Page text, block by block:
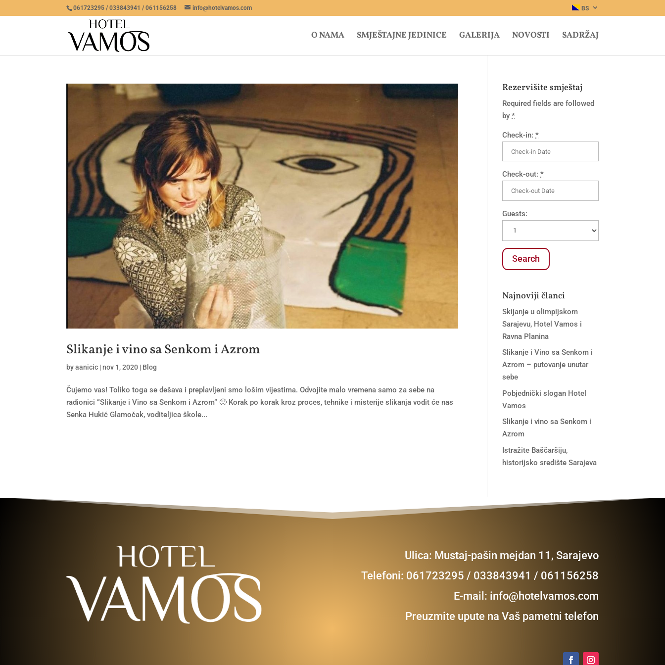
061723295 / 033843941 / 061156258 info@hotelvamos.com BS
O NAMA SMJEŠTAJNE JEDINICE GALERIJA NOVOSTI SADRŽAJ
Slikanje i vino sa Senkom i Azrom
byaanicic |nov 1, 2020 | Blog
Čujemo vas! Toliko toga se dešava i preplavljeni smo lošim vijestima. Odvojite malo vremena samo za sebe na
radionici “Slikanje i Vino sa Senkom i Azrom” 🙂 Korak po korak kroz proces, tehnike i misterije slikanja vodit će nas
Senka Hukić Glamočak, voditeljica škole...
Rezervišite smještaj
Required fields are followed
by*
Check-in:*
Check-out:*
Guests:
Najnoviji članci
Skijanje u olimpijskom
Sarajevu, Hotel Vamos i
Ravna Planina
Slikanje i Vino sa Senkom i
Azrom – putovanje unutar
sebe
Pobjednički slogan Hotel
Vamos
Slikanje i vino sa Senkom i
Azrom
Istražite Baščaršiju,
historijsko središte Sarajeva
Ulica: Mustaj-pašin mejdan 11, Sarajevo
Telefoni: 061723295 / 033843941 / 061156258
E-mail: info@hotelvamos.com
Preuzmite upute na Vaš pametni telefon